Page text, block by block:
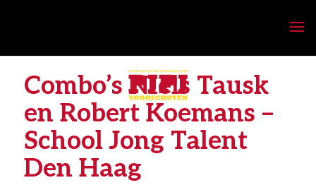
Combo’s Niels Tausk
en Robert Koemans –
School Jong Talent
Den Haag